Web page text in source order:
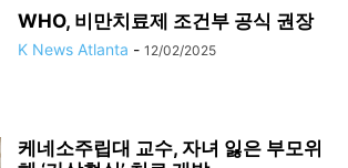
WHO, 비만치료제 조건부 공식 권장
K News Atlanta - 12/02/2025
케네소주립대 교수, 자녀 잃은 부모위